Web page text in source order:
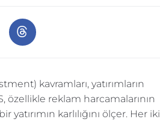
kavramları, yatırımların
reklam harcamalarının
karlılığını ölçer. Her iki